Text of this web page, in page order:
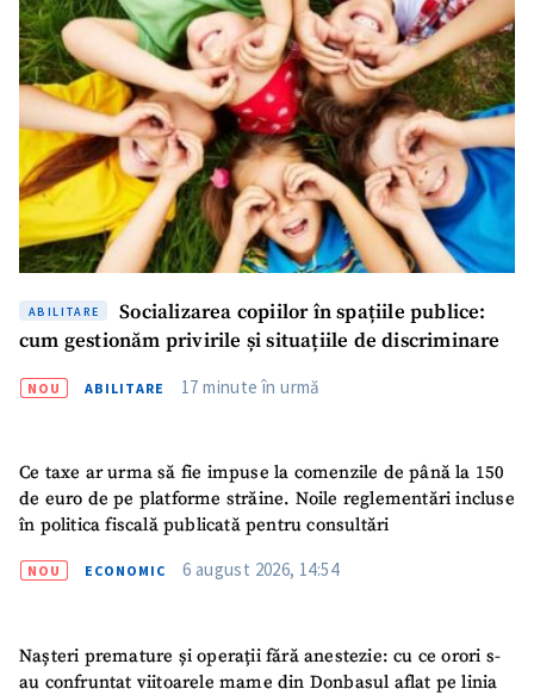
ABILITARE
Socializarea copiilor în spațiile publice:
cum gestionăm privirile și situațiile de discriminare
NOU ABILITARE 17 minute în urmă
Ce taxe ar urma să fie impuse la comenzile de până la 150
de euro de pe platforme străine. Noile reglementări incluse
în politica fiscală publicată pentru consultări
NOU ECONOMIC 6 august 2026, 14:54
Nașteri premature și operații fără anestezie: cu ce orori s-
au confruntat viitoarele mame din Donbasul aflat pe linia